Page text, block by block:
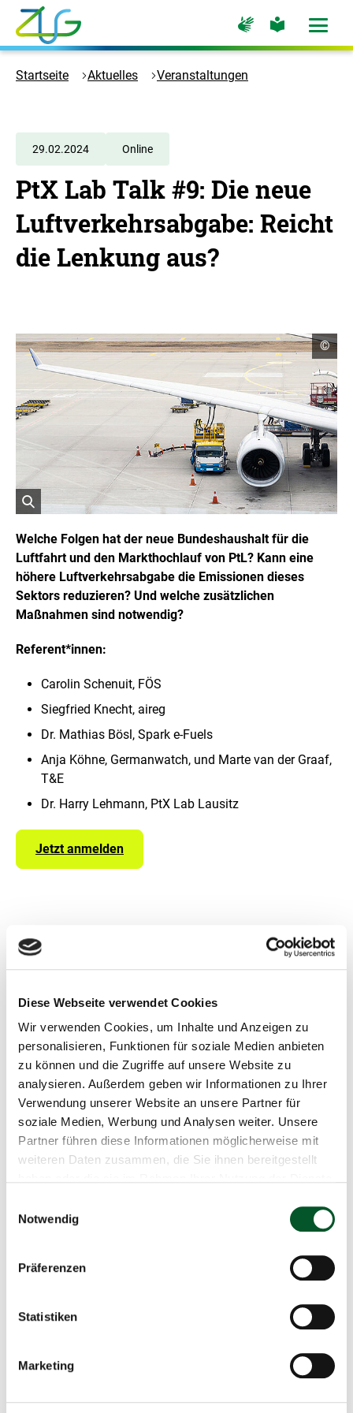
Diese Webseite verwendet Cookies
Wir verwenden Cookies, um Inhalte und Anzeigen zu
personalisieren, Funktionen für soziale Medien anbieten
zu können und die Zugriffe auf unsere Website zu
analysieren. Außerdem geben wir Informationen zu Ihrer
Verwendung unserer Website an unsere Partner für
soziale Medien, Werbung und Analysen weiter. Unsere
Partner führen diese Informationen möglicherweise mit
weiteren Daten zusammen, die Sie ihnen bereitgestellt
Notwendig
Präferenzen
Statistiken
Marketing
Zum
Hauptinhalt
springen
Logo
Zukunft
Zur
Startseite
Zur
Seite
Gebärdensprache
Zur
Seite
leichte
Menü
Startseite Aktuelles Veranstaltungen
29.02.2024 Online
PtX Lab Talk #9: Die neue
Luftverkehrsabgabe: Reicht
die Lenkung aus?
f
f
n
e
t
B
l
d
r
ß
n
D
a
s
e
n
g
C
o
p
y
r
i
g
h
t
I
n
f
o
r
©
Welche Folgen hat der neue Bundeshaushalt für die
Luftfahrt und den Markthochlauf von PtL? Kann eine
höhere Luftverkehrsabgabe die Emissionen dieses
Sektors reduzieren? Und welche zusätzlichen
Maßnahmen sind notwendig?
Referent*innen:
Carolin Schenuit, FÖS
Siegfried Knecht, aireg
Dr. Mathias Bösl, Spark e-Fuels
Anja Köhne, Germanwatch, und Marte van der Graaf,
T&E
Dr. Harry Lehmann, PtX Lab Lausitz
Jetzt anmelden
Schnellinfo
Reicht die Lenkung aus?
PtX Lab Lausitz
29.02.2024
09:00 Uhr
Online
E-Mail schreiben
Aktuelle Veranstaltungen
Sustainable PtX Conference.